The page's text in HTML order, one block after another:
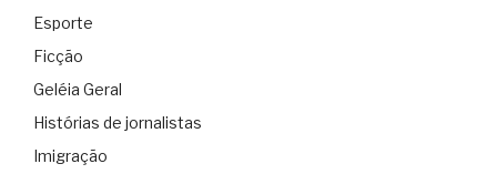
Esporte
Ficção
Geléia Geral
Histórias de jornalistas
Imigração